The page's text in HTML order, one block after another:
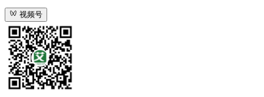
视频号